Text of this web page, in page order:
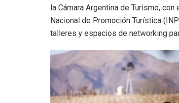
la Cámara Argentina de Turismo,
Nacional de Promoción Turística
talleres y espacios de networking